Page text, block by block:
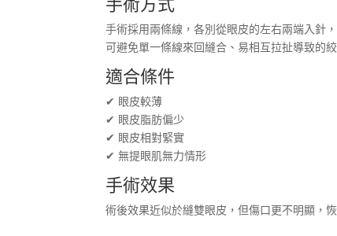
手術採用兩條線，各別從眼皮的左右兩端入針
可避免單一條線來回縫合、易相互拉扯導致的
適合條件
✔ 眼皮較薄
✔ 眼皮脂肪偏少
✔ 眼皮相對緊實
✔ 無提眼肌無力情形
手術效果
術後效果近似於縫雙眼皮，但傷口更不明顯，